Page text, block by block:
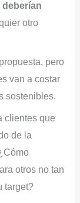
deberían
otro
pero
van a costar
sostenibles.
clientes que
de la
otros no tan
target?